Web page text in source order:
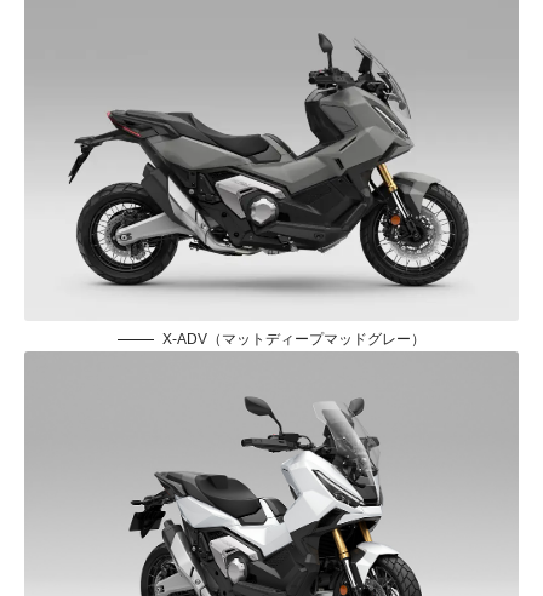
X-ADV（マットディープマッドグレー）